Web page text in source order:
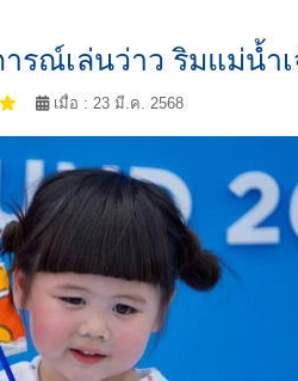
รณ์เล่นว่าว ริมแม่น้ำ
เมื่อ : 23 มี.ค. 2568